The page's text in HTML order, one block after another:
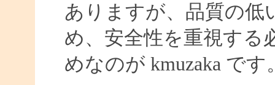
ありますが、品質の低
め、安全性を重視する
めなのが kmuzaka です